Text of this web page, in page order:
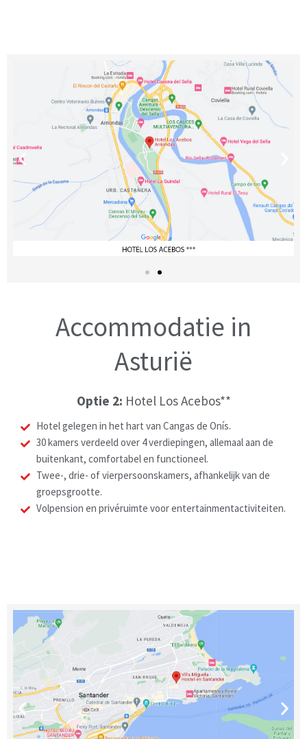
Accommodatie in
Asturië
Optie 2: Hotel Los Acebos**
Hotel gelegen in het hart van Cangas de Onís.
30 kamers verdeeld over 4 verdiepingen, allemaal aan de
buitenkant, comfortabel en functioneel.
Twee-, drie- of vierpersoonskamers, afhankelijk van de
groepsgrootte.
Volpension en privéruimte voor entertainmentactiviteiten.